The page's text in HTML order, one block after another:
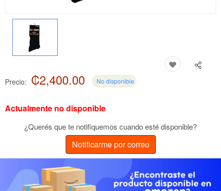
Precio: ₡2,400.00 No disponible
Actualmente no disponible
¿Querés que te notifiquemos cuando esté disponible?
Notificarme por correo